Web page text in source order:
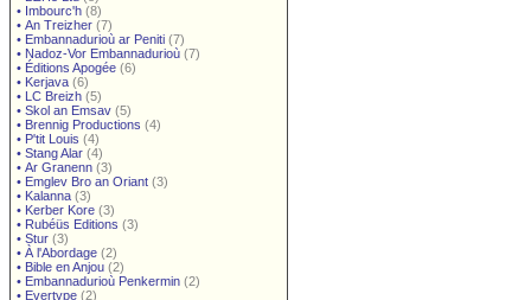
• Imbourc'h (8)
• An Treizher (7)
• Embannadurioù ar Peniti (7)
• Nadoz-Vor Embannadurioù (7)
• Éditions Apogée (6)
• Kerjava (6)
• LC Breizh (5)
• Skol an Emsav (5)
• Brennig Productions (4)
• P'tit Louis (4)
• Stang Alar (4)
• Ar Granenn (3)
• Emglev Bro an Oriant (3)
• Kalanna (3)
• Kerber Kore (3)
• Rubéüs Editions (3)
• Stur (3)
• À l'Abordage (2)
• Bible en Anjou (2)
• Embannadurioù Penkermin (2)
• Evertype (2)